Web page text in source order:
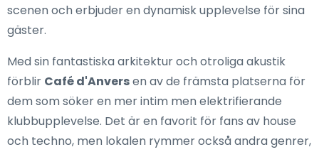
scenen och erbjuder en dynamisk upplevelse för sina
gäster.
Med sin fantastiska arkitektur och otroliga akustik
förblir Café d'Anversen av de främsta platserna för
dem som söker en mer intim men elektrifierande
klubbupplevelse. Det är en favorit för fans av house
och techno, men lokalen rymmer också andra genrer,